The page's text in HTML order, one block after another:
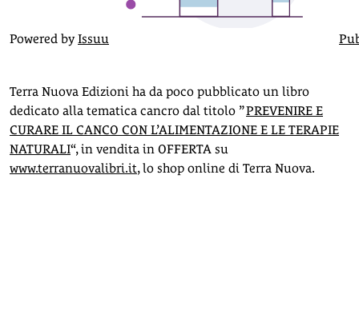
Powered byIssuu
Terra Nuova Edizioni ha da poco pubblicato un libro
dedicato alla tematica cancro dal titolo ”PREVENIRE E
CURARE IL CANCO CON L’ALIMENTAZIONE E LE TERAPIE
NATURALI“, in vendita in OFFERTA su
www.terranuovalibri.it, lo shop online di Terra Nuova.